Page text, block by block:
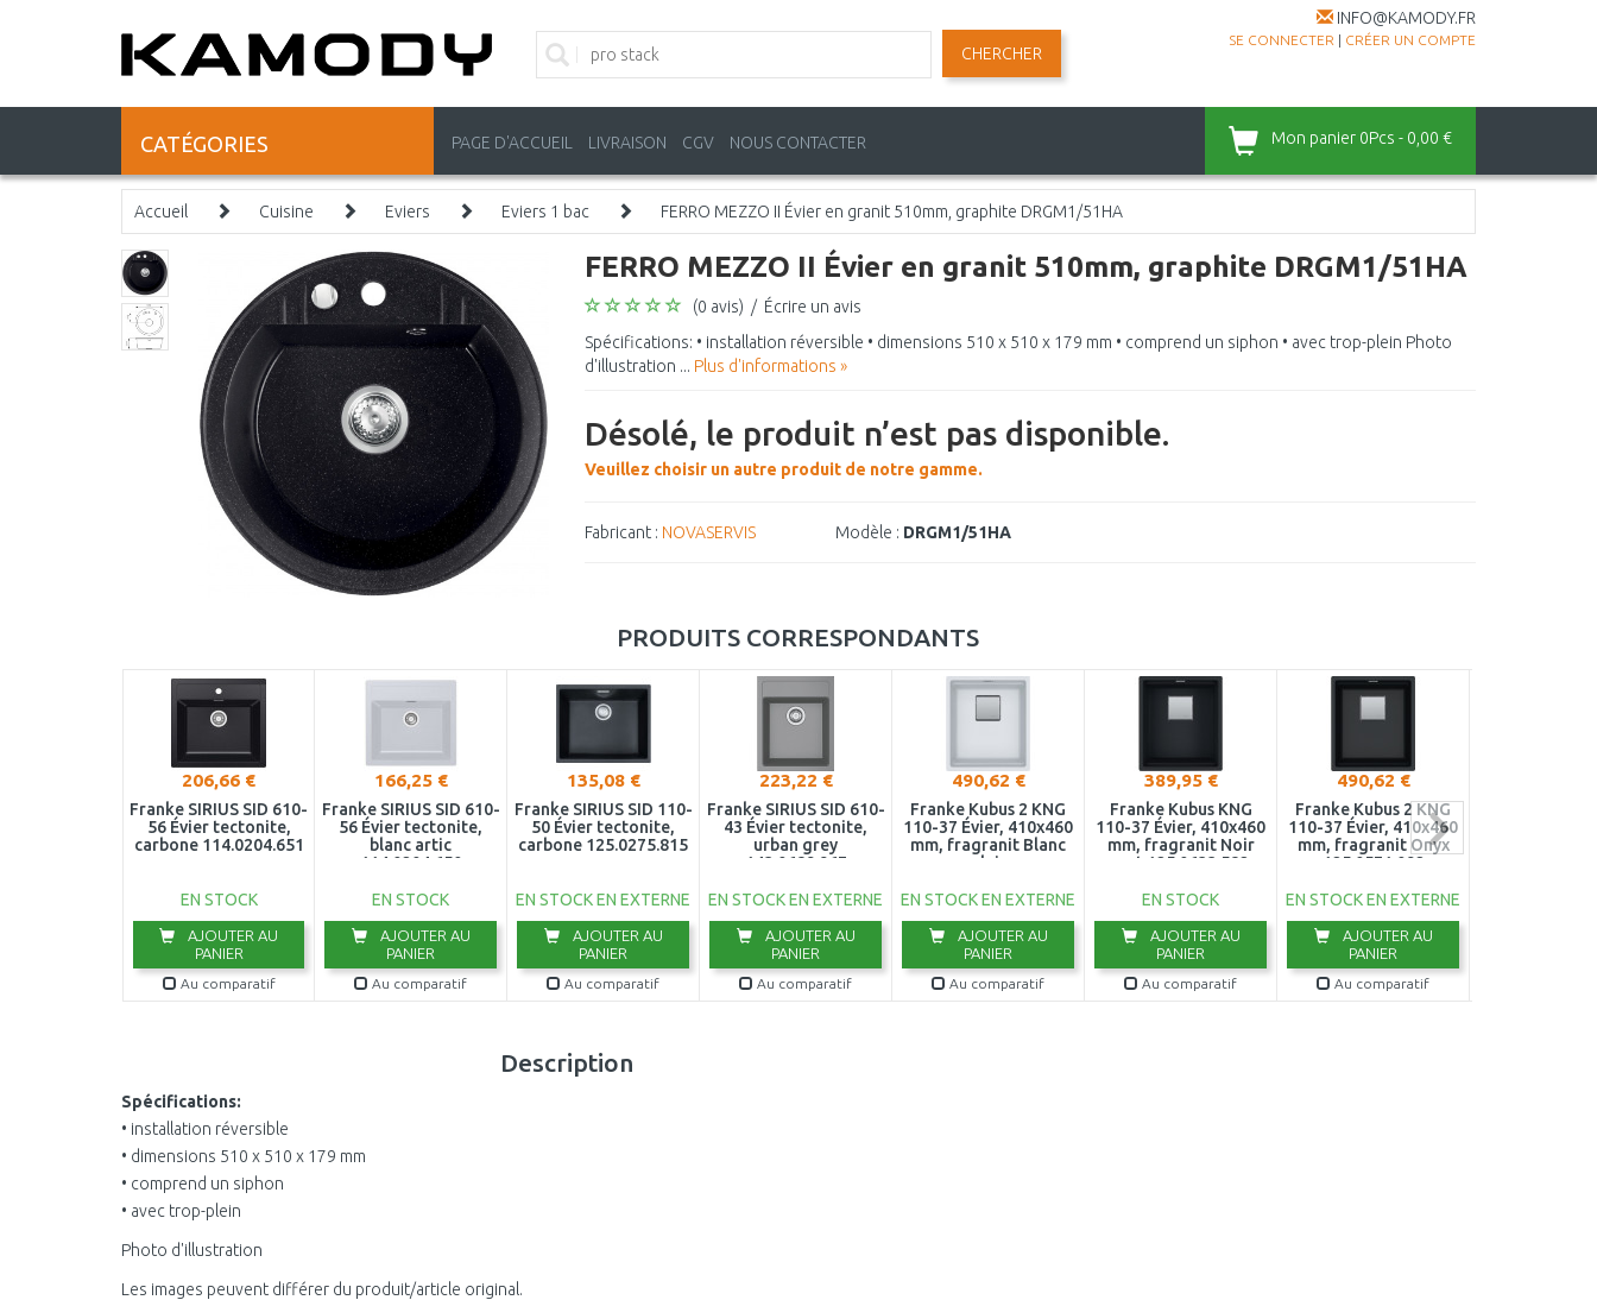
INFO@KAMODY.FR
SE CONNECTER | CRÉER UN COMPTE
CHERCHER
CATÉGORIES PAGE D'ACCUEIL LIVRAISON CGV NOUS CONTACTER Mon panier 0Pcs - 0,00 €
Accueil Cuisine Eviers Eviers 1 bac FERRO MEZZO II Évier en granit 510mm, graphite DRGM1/51HA
FERRO MEZZO II Évier en granit 510mm, graphite DRGM1/51HA
(0 avis) / Écrire un avis
Spécifications: • installation réversible • dimensions 510 x 510 x 179 mm • comprend un siphon • avec trop-plein Photo
d'illustration ... Plus d'informations »
Désolé, le produit n’est pas disponible.
Veuillez choisir un autre produit de notre gamme.
Fabricant : NOVASERVIS Modèle : DRGM1/51HA
PRODUITS CORRESPONDANTS
206,66 €
Franke SIRIUS SID 610-
56 Évier tectonite,
carbone 114.0204.651
EN STOCK
AJOUTER AU
PANIER
Au comparatif
166,25 €
Franke SIRIUS SID 610-
56 Évier tectonite,
blanc artic
114.0204.650
EN STOCK
AJOUTER AU
PANIER
Au comparatif
135,08 €
Franke SIRIUS SID 110-
50 Évier tectonite,
carbone 125.0275.815
EN STOCK EN EXTERNE
AJOUTER AU
PANIER
Au comparatif
223,22 €
Franke SIRIUS SID 610-
43 Évier tectonite,
urban grey
143.0689.967
EN STOCK EN EXTERNE
AJOUTER AU
PANIER
Au comparatif
490,62 €
Franke Kubus 2 KNG
110-37 Évier, 410x460
mm, fragranit Blanc
polaire
EN STOCK EN EXTERNE
AJOUTER AU
PANIER
Au comparatif
389,95 €
Franke Kubus KNG
110-37 Évier, 410x460
mm, fragranit Noir
mat 125.0633.582
EN STOCK
AJOUTER AU
PANIER
Au comparatif
490,62 €
Franke Kubus 2 KNG
110-37 Évier, 410x460
mm, fragranit Onyx
125.0571.092
EN STOCK EN EXTERNE
AJOUTER AU
PANIER
Au comparatif
Description
Spécifications:
• installation réversible
• dimensions 510 x 510 x 179 mm
• comprend un siphon
• avec trop-plein
Photo d'illustration
Les images peuvent différer du produit/article original.